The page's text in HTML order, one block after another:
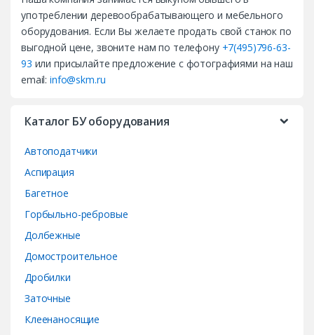
употреблении деревообрабатывающего и мебельного
оборудования. Если Вы желаете продать свой станок по
выгодной цене, звоните нам по телефону +7(495)796-63-
93 или присылайте предложение с фотографиями на наш
email:info@skm.ru
Каталог БУ оборудования
Автоподатчики
Аспирация
Багетное
Горбыльно-ребровые
Долбежные
Домостроительное
Дробилки
Заточные
Клеенаносящие